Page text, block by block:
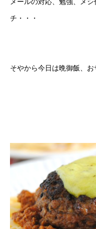
チ・・・
そやから今日は晩御飯、お